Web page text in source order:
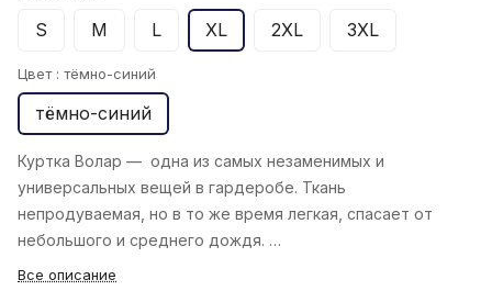
S M L XL 2XL 3XL
Цвет : тёмно-синий
тёмно-синий
Куртка Волар — одна из самых незаменимых и
универсальных вещей в гардеробе. Ткань
непродуваемая, но в то же время легкая, спасает от
небольшого и среднего дождя.
Все описание